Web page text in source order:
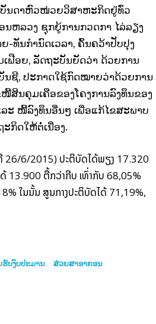
ບັນດາຫົວໜ່ວຍວິສາຫະກິດຢູ່ທົ່ວ
ນຫລວງ ຊຸກຍູ້ການກວດກາ ໄລ່ລຽງ
ທັນກຳນົດເວລາ, ຄົ້ນຄວ້າປັບປຸງ
ຟືອຍ, ລັດຖະບັນຍັດວ່າ ດ້ວຍການ
ຊີ, ປະກາດໃຊ້ກົດໝາຍວ່າ​ດ້ວຍ​ການ
ສິນຄຸມເຄືອຂອງໂຄງການລົງທຶນຂອງ
ະ ໜີ້ລົງທຶນອື່ນໆ ເພື່ອແກ້ໄຂສະພາບ
ະກິດໃຫ້ຕໍ່ເນື່ອງ.
6/2015) ປະຕິບັດໄດ້ພຽງ 17.320
13.900 ຕື້ກວ່າກີບ ເທົ່າກັບ 68,05%
ໃນນັ້ນ ສູນກາງປະຕິບັດໄດ້ 71,19%,
ຮັບງົບປະມານ ສ່ວຍສາອາກອນ